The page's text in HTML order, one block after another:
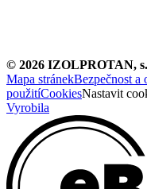
© 2026 IZOLPROTAN,
Mapa stránekBezpečnost a
použitíCookiesNastavit
Vyrobila